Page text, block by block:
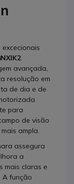
.
avançada,
resolução em
de dia e de
para
de visão
ampla.
assegura
a
mais claras e
A função